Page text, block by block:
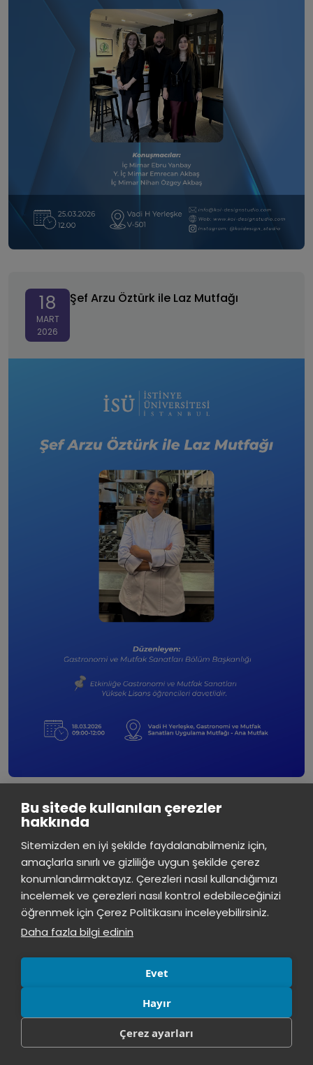
Bu sitede kullanılan çerezler
hakkında
Sitemizden en iyi şekilde faydalanabilmeniz için,
amaçlarla sınırlı ve gizliliğe uygun şekilde çerez
konumlandırmaktayız. Çerezleri nasıl kullandığımızı
incelemek ve çerezleri nasıl kontrol edebileceğinizi
öğrenmek için Çerez Politikasını inceleyebilirsiniz.
Daha fazla bilgi edinin
Evet
Hayır
Çerez ayarları
18
MART
2026
Şef Arzu Öztürk ile Laz Mutfağı
09
MART
2026
Burak Dinçer ile Geleneksel Japon
Bıçakları ve Kullanım Alanları
Burak Dinçer ile Geleneksel Japon Bıçakları ve
Kullanım Alanları
çevrimiçi
İstinye Üniversitesi
Merhaba! Size nasıl yardımcı
olabilirim?